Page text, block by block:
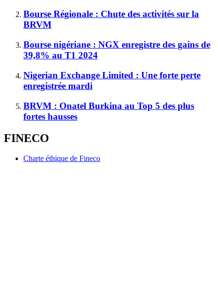
Bourse Régionale : Chute des activités sur la
BRVM
Bourse nigériane : NGX enregistre des gains de
39,8% au T1 2024
Nigerian Exchange Limited : Une forte perte
enregistrée mardi
BRVM : Onatel Burkina au Top 5 des plus
fortes hausses
FINECO
Charte éthique de Fineco